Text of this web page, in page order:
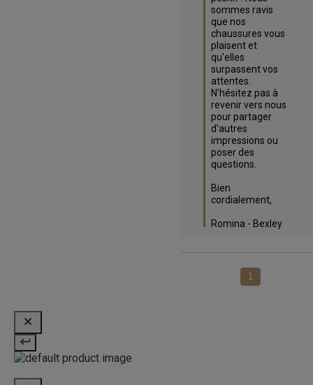
sommes ravis
que nos
chaussures vous
plaisent et
qu'elles
surpassent vos
attentes.
N'hésitez pas à
revenir vers nous
pour partager
d'autres
impressions ou
poser des
questions.
Bien
cordialement,
Romina - Bexley
1